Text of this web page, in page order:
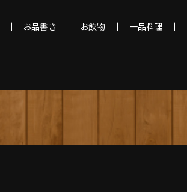
お品書き お飲物 一品料理